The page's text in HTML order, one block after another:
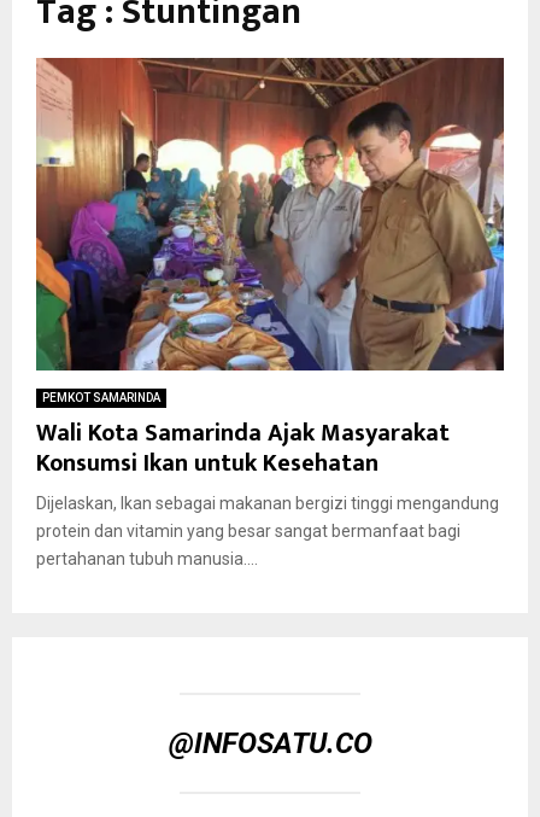
Tag : Stuntingan
PEMKOT SAMARINDA
Wali Kota Samarinda Ajak Masyarakat
Konsumsi Ikan untuk Kesehatan
Dijelaskan, Ikan sebagai makanan bergizi tinggi mengandung
protein dan vitamin yang besar sangat bermanfaat bagi
pertahanan tubuh manusia....
@INFOSATU.CO